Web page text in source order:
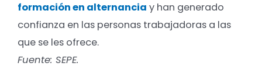
formación en alternancia y han generado
confianza en las personas trabajadoras a las
que se les ofrece.
Fuente: SEPE.